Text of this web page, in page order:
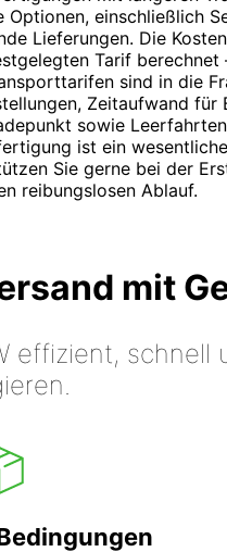
Optionen, einschließlich
Lieferungen. Die
Tarif
sind in die
Zeitaufwand
sowie
ist ein
Sie gerne bei der
reibungslosen Ablauf.
mit
schnell